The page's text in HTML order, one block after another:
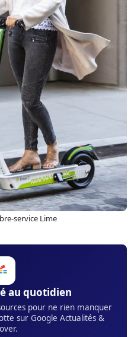
service Lime
au quotidien
pour ne rien manquer
sur Google Actualités &